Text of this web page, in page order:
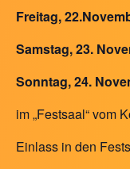
Freitag,
Samstag, 23.
Sonntag, 24.
im „Festsaal“ vom
Einlass in den